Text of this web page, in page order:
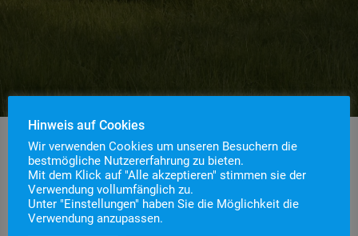
Einsatznummer
49
Einsatzstichwort
H1 – Wassernot
Einsatzort
Hinweis auf Cookies
Wir verwenden Cookies um unseren Besuchern die
bestmögliche Nutzererfahrung zu bieten.
Mit dem Klick auf "Alle akzeptieren" stimmen sie der
Verwendung vollumfänglich zu.
Unter "Einstellungen" haben Sie die Möglichkeit die
Verwendung anzupassen.